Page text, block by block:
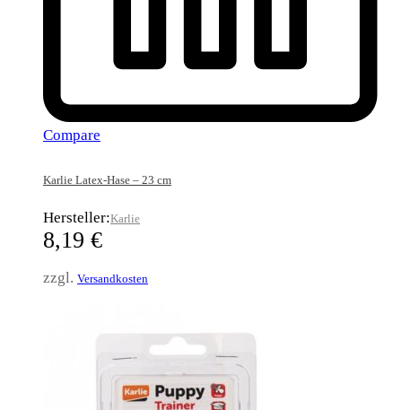
Compare
Karlie Latex-Hase – 23 cm
Hersteller:Karlie
8,19 €
zzgl. Versandkosten